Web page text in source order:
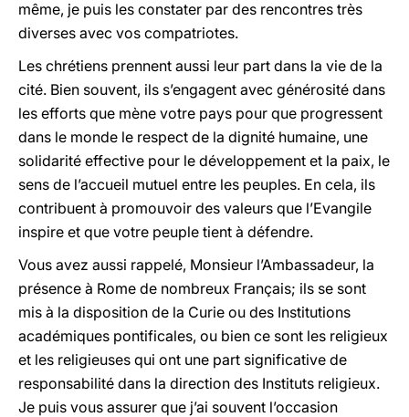
même, je puis les constater par des rencontres très
diverses avec vos compatriotes.
Les chrétiens prennent aussi leur part dans la vie de la
cité. Bien souvent, ils s’engagent avec générosité dans
les efforts que mène votre pays pour que progressent
dans le monde le respect de la dignité humaine, une
solidarité effective pour le développement et la paix, le
sens de l’accueil mutuel entre les peuples. En cela, ils
contribuent à promouvoir des valeurs que l’Evangile
inspire et que votre peuple tient à défendre.
Vous avez aussi rappelé, Monsieur l’Ambassadeur, la
présence à Rome de nombreux Français; ils se sont
mis à la disposition de la Curie ou des Institutions
académiques pontificales, ou bien ce sont les religieux
et les religieuses qui ont une part significative de
responsabilité dans la direction des Instituts religieux.
Je puis vous assurer que j’ai souvent l’occasion